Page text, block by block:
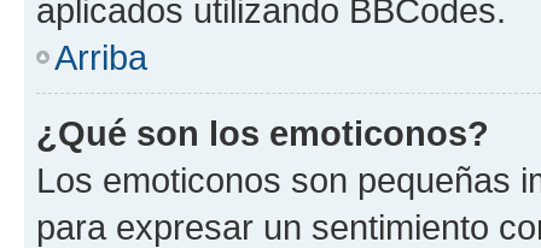
aplicados utilizando BBCodes.
Arriba
¿Qué son los emoticonos?
Los emoticonos son pequeñas
para expresar un sentimiento